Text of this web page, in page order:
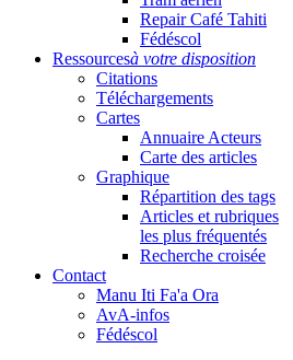
Repair Café Tahiti
Fédéscol
Ressourcesà votre disposition
Citations
Téléchargements
Cartes
Annuaire Acteurs
Carte des articles
Graphique
Répartition des tags
Articles et rubriques
les plus fréquentés
Recherche croisée
Contact
Manu Iti Fa'a Ora
AvA-infos
Fédéscol